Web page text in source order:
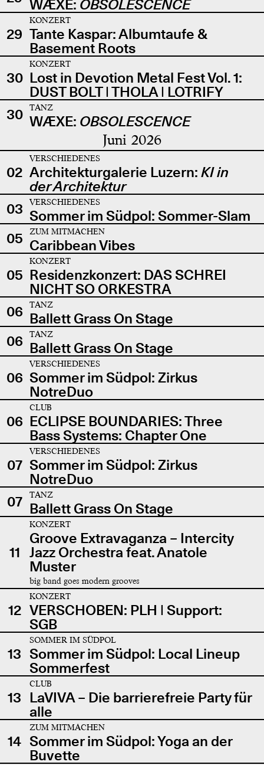
WÆXE: OBSOLESCENCE
29
KONZERT
Tante Kaspar: Albumtaufe &
Basement Roots
30
KONZERT
Lost in Devotion Metal Fest Vol. 1:
DUST BOLT | THOLA | LOTRIFY
30
TANZ
WÆXE: OBSOLESCENCE
Juni 2026
02
VERSCHIEDENES
Architekturgalerie Luzern: KI in
der Architektur
03
VERSCHIEDENES
Sommer im Südpol: Sommer-Slam
05
ZUM MITMACHEN
Caribbean Vibes
05
KONZERT
Residenzkonzert: DAS SCHREI
NICHT SO ORKESTRA
06
TANZ
Ballett Grass On Stage
06
TANZ
Ballett Grass On Stage
06
VERSCHIEDENES
Sommer im Südpol: Zirkus
NotreDuo
06
CLUB
ECLIPSE BOUNDARIES: Three
Bass Systems: Chapter One
07
VERSCHIEDENES
Sommer im Südpol: Zirkus
NotreDuo
07
TANZ
Ballett Grass On Stage
11
KONZERT
Groove Extravaganza – Intercity
Jazz Orchestra feat. Anatole
Muster
big band goes modern grooves
12
KONZERT
VERSCHOBEN: PLH | Support:
SGB
13
SOMMER IM SÜDPOL
Sommer im Südpol: Local Lineup
Sommerfest
13
CLUB
LaVIVA – Die barrierefreie Party für
alle
14
ZUM MITMACHEN
Sommer im Südpol: Yoga an der
Buvette